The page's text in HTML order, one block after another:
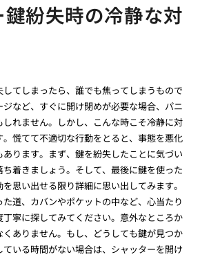
紛失時の冷静な対
てしまったら、誰でも焦ってしまうもので
など、すぐに開け閉めが必要な場合、パニ
しれません。しかし、こんな時こそ冷静に対
慌てて不適切な行動をとると、事態を悪化
ります。まず、鍵を紛失したことに気づい
着きましょう。そして、最後に鍵を使った
思い出せる限り詳細に思い出してみます。
道、カバンやポケットの中など、心当たり
寧に探してみてください。意外なところか
くありません。もし、どうしても鍵が見つか
いる時間がない場合は、シャッターを開け